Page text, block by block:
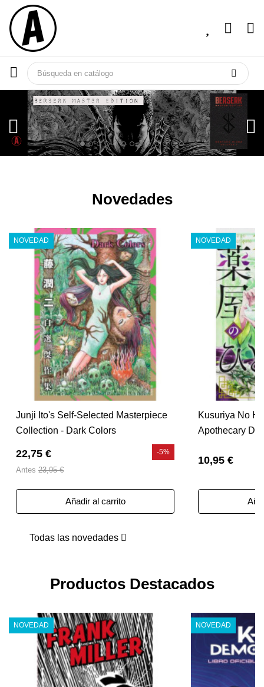
Novedades
Junji Ito's Self-Selected Masterpiece
Collection - Dark Colors
22,75 €
Antes 23,95 €
-5%
Añadir al carrito
NOVEDAD
Kusuriya No
Apothecary
10,95 €
NOVEDAD
Todas las novedades
Productos Destacados
NOVEDAD NOVEDAD